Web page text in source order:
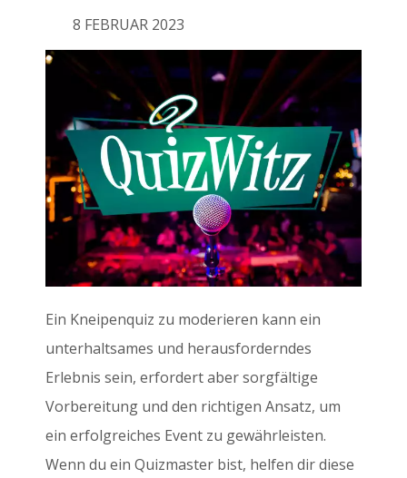
8 FEBRUAR 2023
Ein Kneipenquiz zu moderieren kann ein
unterhaltsames und herausforderndes
Erlebnis sein, erfordert aber sorgfältige
Vorbereitung und den richtigen Ansatz, um
ein erfolgreiches Event zu gewährleisten.
Wenn du ein Quizmaster bist, helfen dir diese